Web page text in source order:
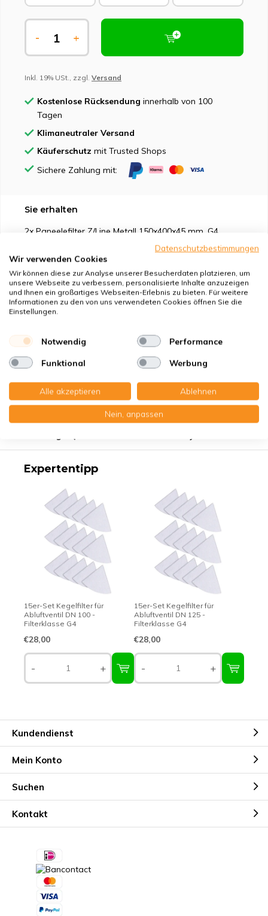
- +
Inkl. 19% USt., zzgl. Versand
Kostenlose Rücksendung innerhalb von 100
Tagen
Klimaneutraler Versand
Käuferschutz mit Trusted Shops
Sichere Zahlung mit:
Sie erhalten
2x Paneelefilter Z/Line Metall 150x400x45 mm. G4
2x Paneelefilter Z/Line Metall 150x400x45 mm. M5
Geeignet für
Schutz vor
Produktbeschreibung
Expertentipp
15er-Set Kegelfilter für
Abluftventil DN 100 -
Filterklasse G4
€28,00
- +
15er-Set Kegelfilter für
Abluftventil DN 125 -
Filterklasse G4
€28,00
- +
Kundendienst
Mein Konto
Suchen
Kontakt
Datenschutzbestimmungen
Wir verwenden Cookies
Wir können diese zur Analyse unserer Besucherdaten platzieren, um
unsere Webseite zu verbessern, personalisierte Inhalte anzuzeigen
und Ihnen ein großartiges Webseiten-Erlebnis zu bieten. Für weitere
Informationen zu den von uns verwendeten Cookies öffnen Sie die
Einstellungen.
Notwendig Performance
Funktional Werbung
Alle akzeptieren Ablehnen
Nein, anpassen